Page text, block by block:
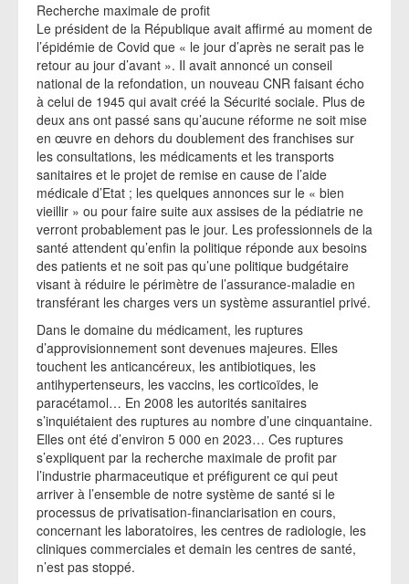
Recherche maximale de profit
Le président de la République avait affirmé au moment de
l’épidémie de Covid que « le jour d’après ne serait pas le
retour au jour d’avant ». Il avait annoncé un conseil
national de la refondation, un nouveau CNR faisant écho
à celui de 1945 qui avait créé la Sécurité sociale. Plus de
deux ans ont passé sans qu’aucune réforme ne soit mise
en œuvre en dehors du doublement des franchises sur
les consultations, les médicaments et les transports
sanitaires et le projet de remise en cause de l’aide
médicale d’Etat ; les quelques annonces sur le « bien
vieillir » ou pour faire suite aux assises de la pédiatrie ne
verront probablement pas le jour. Les professionnels de la
santé attendent qu’enfin la politique réponde aux besoins
des patients et ne soit pas qu’une politique budgétaire
visant à réduire le périmètre de l’assurance-maladie en
transférant les charges vers un système assurantiel privé.
Dans le domaine du médicament, les ruptures
d’approvisionnement sont devenues majeures. Elles
touchent les anticancéreux, les antibiotiques, les
antihypertenseurs, les vaccins, les corticoïdes, le
paracétamol… En 2008 les autorités sanitaires
s’inquiétaient des ruptures au nombre d’une cinquantaine.
Elles ont été d’environ 5 000 en 2023… Ces ruptures
s’expliquent par la recherche maximale de profit par
l’industrie pharmaceutique et préfigurent ce qui peut
arriver à l’ensemble de notre système de santé si le
processus de privatisation-financiarisation en cours,
concernant les laboratoires, les centres de radiologie, les
cliniques commerciales et demain les centres de santé,
n’est pas stoppé.